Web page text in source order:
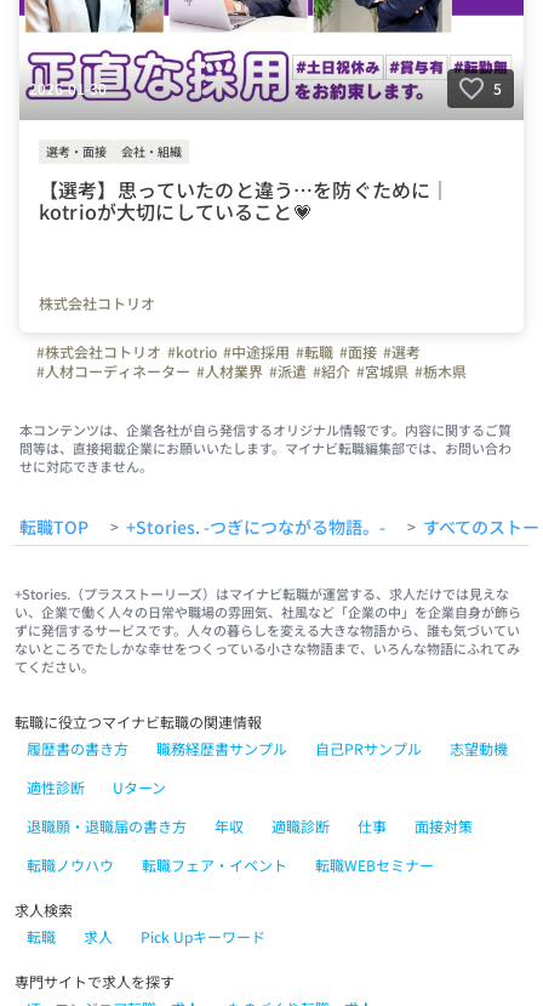
2026-01-30 5
選考・面接 会社・組織
【選考】思っていたのと違う…を防ぐために｜
kotrioが大切にしていること💗
株式会社コトリオ
#株式会社コトリオ #kotrio #中途採用 #転職 #面接 #選考
#人材コーディネーター #人材業界 #派遣 #紹介 #宮城県 #栃木県
#鹿児島県 #営業 #派遣営業 #紹介営業 #長野県
本コンテンツは、企業各社が自ら発信するオリジナル情報です。内容に関するご質
問等は、直接掲載企業にお願いいたします。マイナビ転職編集部では、お問い合わ
せに対応できません。
転職TOP > +Stories. -つぎにつながる物語。- > すべてのスト
+Stories.（プラスストーリーズ）はマイナビ転職が運営する、求人だけでは見えな
い、企業で働く人々の日常や職場の雰囲気、社風など「企業の中」を企業自身が飾ら
ずに発信するサービスです。人々の暮らしを変える大きな物語から、誰も気づいてい
ないところでたしかな幸せをつくっている小さな物語まで、いろんな物語にふれてみ
てください。
転職に役立つマイナビ転職の関連情報
履歴書の書き方
職務経歴書サンプル 自己PRサンプル
志望動機
適性診断
Uターン
退職願・退職届の書き方
年収 適職診断 仕事
面接対策
転職ノウハウ
転職フェア・イベント 転職WEBセミナー
求人検索
転職
求人 Pick Upキーワード
専門サイトで求人を探す